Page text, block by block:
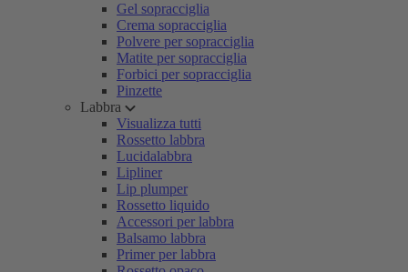
Gel sopracciglia
Crema sopracciglia
Polvere per sopracciglia
Matite per sopracciglia
Forbici per sopracciglia
Pinzette
Labbra
Visualizza tutti
Rossetto labbra
Lucidalabbra
Lipliner
Lip plumper
Rossetto liquido
Accessori per labbra
Balsamo labbra
Primer per labbra